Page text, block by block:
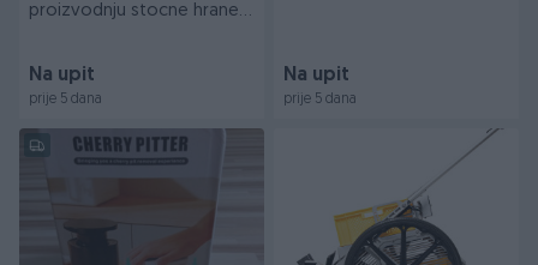
proizvodnju stocne hrane
Na upit
prije 5 dana
Na upit
prije 5 dana